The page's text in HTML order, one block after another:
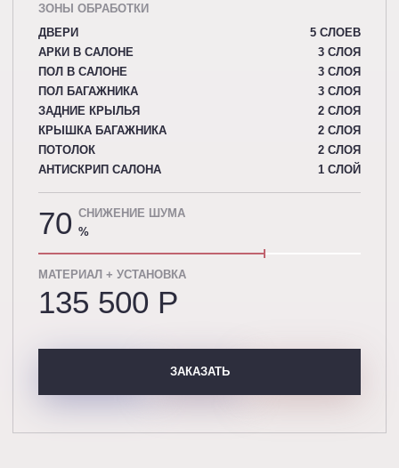
ЗОНЫ ОБРАБОТКИ
ДВЕРИ
5 СЛОЕВ
АРКИ В САЛОНЕ
3 СЛОЯ
ПОЛ В САЛОНЕ
3 СЛОЯ
ПОЛ БАГАЖНИКА
3 СЛОЯ
ЗАДНИЕ КРЫЛЬЯ
2 СЛОЯ
КРЫШКА БАГАЖНИКА
2 СЛОЯ
ПОТОЛОК
2 СЛОЯ
АНТИСКРИП САЛОНА
1 СЛОЙ
70 СНИЖЕНИЕ ШУМА
%
МАТЕРИАЛ + УСТАНОВКА
135 500 P
ЗАКАЗАТЬ